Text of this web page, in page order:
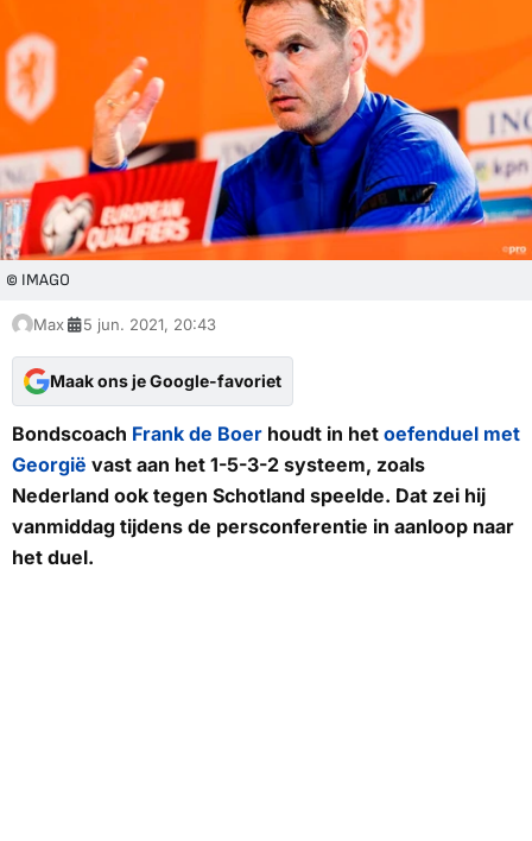
© IMAGO
Max 5 jun. 2021, 20:43
Maak ons je Google-favoriet
Bondscoach Frank de Boer houdt in het oefenduel met
Georgië vast aan het 1-5-3-2 systeem, zoals
Nederland ook tegen Schotland speelde. Dat zei hij
vanmiddag tijdens de persconferentie in aanloop naar
het duel.